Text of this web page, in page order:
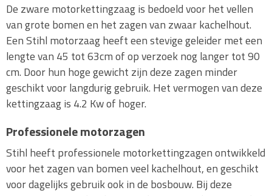
De zware motorkettingzaag is bedoeld voor het vellen
van grote bomen en het zagen van zwaar kachelhout.
Een Stihl motorzaag heeft een stevige geleider met een
lengte van 45 tot 63cm of op verzoek nog langer tot 90
cm. Door hun hoge gewicht zijn deze zagen minder
geschikt voor langdurig gebruik. Het vermogen van deze
kettingzaag is 4.2 Kw of hoger.
Professionele motorzagen
Stihl heeft professionele motorkettingzagen ontwikkeld
voor het zagen van bomen veel kachelhout, en geschikt
voor dagelijks gebruik ook in de bosbouw. Bij deze